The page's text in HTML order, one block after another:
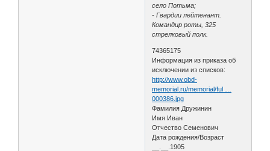
село Потьма;
- Гвардии лейтенант.
Командир роты, 325
стрелковый полк.
74365175
Информация из приказа об
исключении из списков:
http://www.obd-
memorial.ru/memorial/ful …
000386.jpg
Фамилия Дружинин
Имя Иван
Отчество Семенович
Дата рождения/Возраст
__.__.1905